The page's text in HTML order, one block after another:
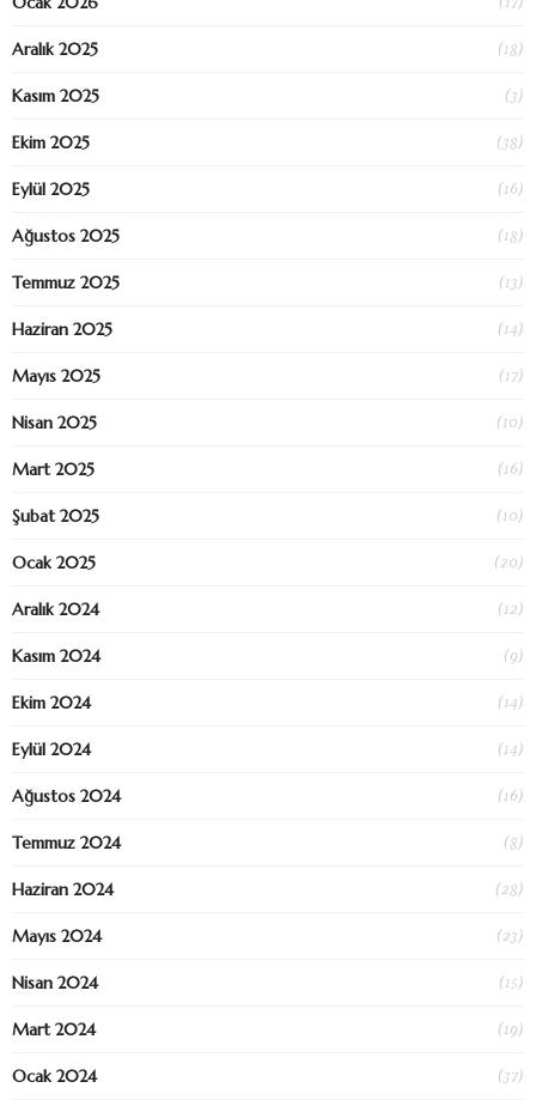
Aralık 2025 (18)
Kasım 2025 (3)
Ekim 2025 (38)
Eylül 2025 (16)
Ağustos 2025 (18)
Temmuz 2025 (13)
Haziran 2025 (14)
Mayıs 2025 (17)
Nisan 2025 (10)
Mart 2025 (16)
Şubat 2025 (10)
Ocak 2025 (20)
Aralık 2024 (12)
Kasım 2024 (9)
Ekim 2024 (14)
Eylül 2024 (14)
Ağustos 2024 (16)
Temmuz 2024 (8)
Haziran 2024 (28)
Mayıs 2024 (23)
Nisan 2024 (15)
Mart 2024 (19)
Ocak 2024 (37)